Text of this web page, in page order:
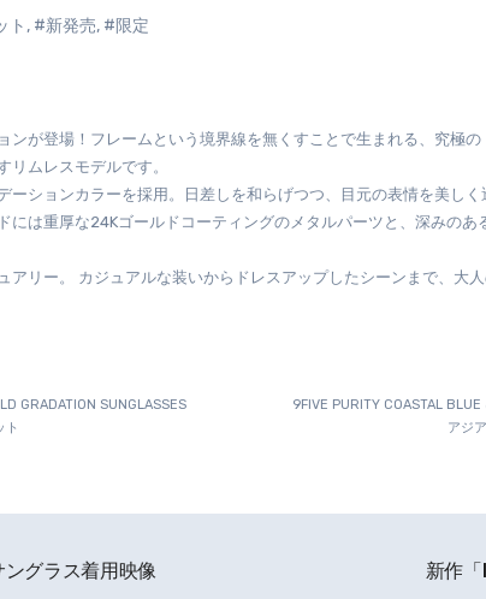
ト , #新発売, #限定
ムレスモデルです。
ーションカラーを採用。日差しを和らげつつ、目元の表情を美し
には重厚な24Kゴールドコーティングのメタルパーツと、深みの
アリー。 カジュアルな装いからドレスアップしたシーンまで、大
GRADATION SUNGLASSES
ト
9FIVE PURITY COASTAL
アジ
ングラス着用映像 新作「